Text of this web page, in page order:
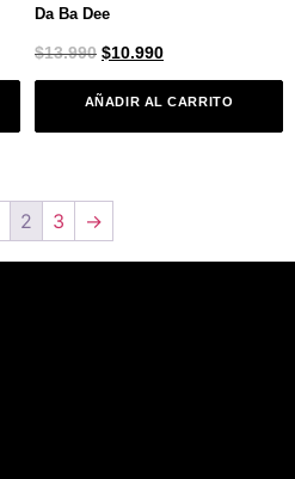
Da Ba Dee
$13.990 $10.990
AÑADIR AL CARRITO
2 3 →